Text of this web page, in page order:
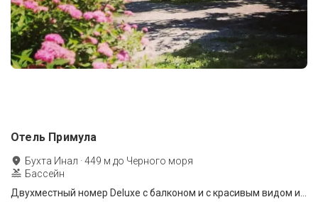
Отель Примула
Бухта Инал ·449 м до Черного моря
Бассейн
Двухместный номер Deluxe с балконом и с красивым видом из окна двуспальная кровать